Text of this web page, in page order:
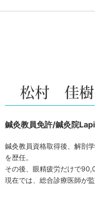
鍼灸教員免許/鍼灸院
鍼灸教員資格取得後、解剖
を歴任。
その後、眼精疲労だけで
現在では、総合診療医師が